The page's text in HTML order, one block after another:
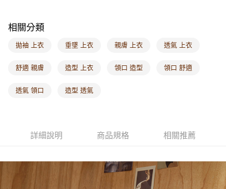
每筆NT$120，滿NT$1,000(含以上)免運費
付款後門市自取
海外配送-港/澳/新/馬/泰國專屬 查看運費
海外配送-其他亞洲地區
相關分類
拋袖 上衣 垂墜 上衣 親膚 上衣 透氣 上衣
舒適 親膚 造型 上衣 領口 造型 領口 舒適
透氣 領口 造型 透氣
詳細說明 商品規格 相關推薦